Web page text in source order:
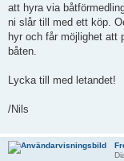
att hyra via
ni slår till med ett köp.
hyr och får möjlighet att
båten.
Lycka till med letandet!
/Nils